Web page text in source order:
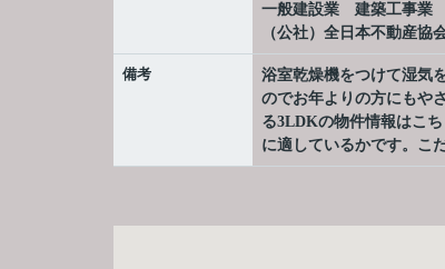
一般建設業 建築工事業
（公社）全日本不動産協
備考
浴室乾燥機をつけて湿気
のでお年よりの方にもや
る3LDKの物件情報はこ
に適しているかです。こ